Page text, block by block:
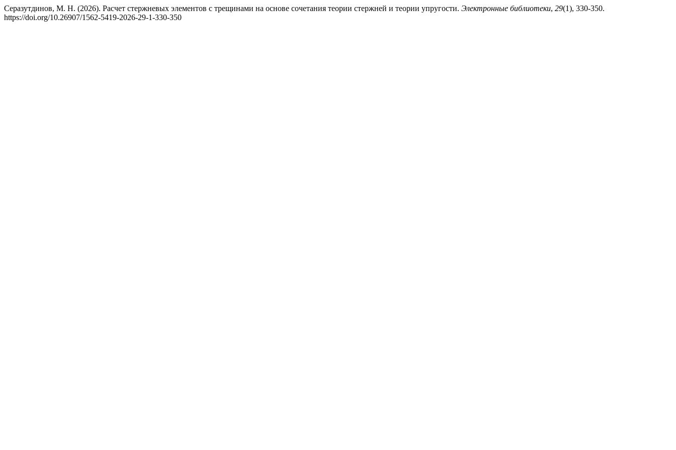
Серазутдинов, М. Н. (2026). Расчет стержневых элементов с трещинами на основе сочетания теории стержней и теории упругости. Электронные библиотеки, 29(1), 330-350.
https://doi.org/10.26907/1562-5419-2026-29-1-330-350